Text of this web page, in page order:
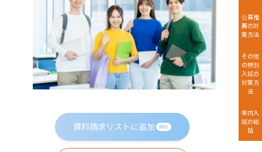
資料請求リストに追加 無料
公募推
薦の対
策方法
その他
の特別
入試の
対策方
法
年内入
試の総
括